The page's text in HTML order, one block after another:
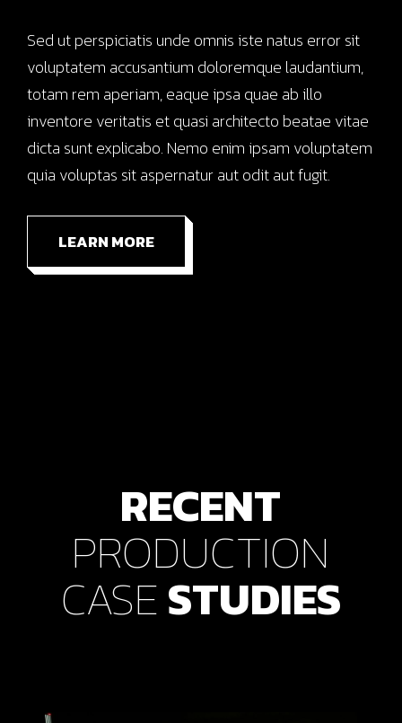
Sed ut perspiciatis unde omnis iste natus error sit
voluptatem accusantium doloremque laudantium,
totam rem aperiam, eaque ipsa quae ab illo
inventore veritatis et quasi architecto beatae vitae
dicta sunt explicabo. Nemo enim ipsam voluptatem
quia voluptas sit aspernatur aut odit aut fugit.
LEARN MORE
RECENT
PRODUCTION
CASESTUDIES